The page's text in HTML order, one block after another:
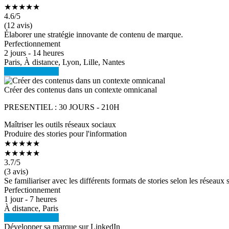
★★★★★
4.6/5
(12 avis)
Élaborer une stratégie innovante de contenu de marque.
Perfectionnement
2 jours - 14 heures
Paris, À distance, Lyon, Lille, Nantes
Créer des contenus dans un contexte omnicanal
PRESENTIEL : 30 JOURS - 210H
Maîtriser les outils réseaux sociaux
Produire des stories pour l'information
★★★★★
★★★★★
3.7/5
(3 avis)
Se familiariser avec les différents formats de stories selon les réseaux
Perfectionnement
1 jour - 7 heures
À distance, Paris
Développer sa marque sur LinkedIn